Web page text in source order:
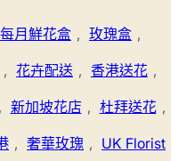
每月鮮花盒 , 玫瑰盒 ,
, 花卉配送 , 香港送花 ,
, 新加坡花店 , 杜拜送花 ,
, 奢華玫瑰 , UK Florist